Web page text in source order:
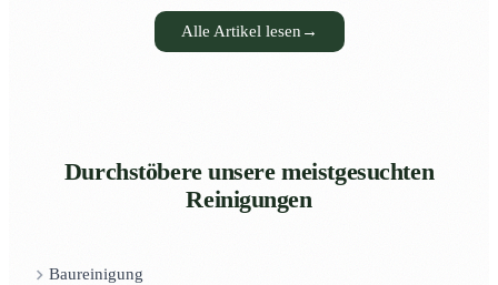
Alle Artikel lesen →
Durchstöbere unsere meistgesuchten
Reinigungen
Baureinigung